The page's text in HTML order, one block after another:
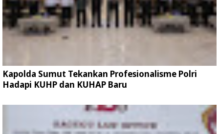
Kapolda Sumut Tekankan Profesionalisme Polri
Hadapi KUHP dan KUHAP Baru